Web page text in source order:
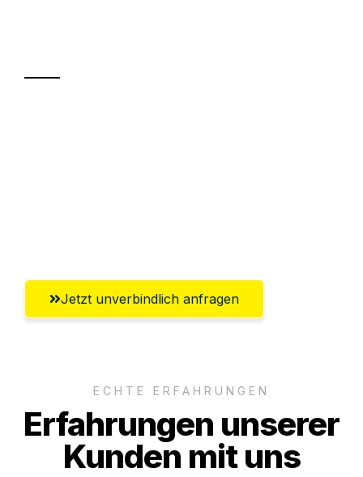
Jetzt unverbindlich anfragen
ECHTE ERFAHRUNGEN
Erfahrungen unserer
Kunden mit uns